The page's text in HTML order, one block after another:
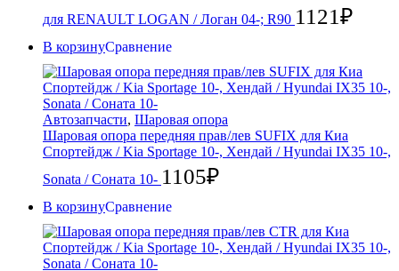
для RENAULT LOGAN / Логан 04-; R90 1121₽
В корзинуСравнение
Автозапчасти, Шаровая опора
Шаровая опора передняя прав/лев SUFIX для Киа
Спортейдж / Kia Sportage 10-, Хендай / Hyundai IX35 10-,
Sonata / Соната 10- 1105₽
В корзинуСравнение